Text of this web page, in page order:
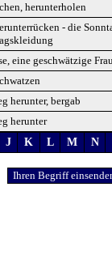
herunterholen
- die
eine geschwätzige
herunter, bergab
herunter
J K L M N